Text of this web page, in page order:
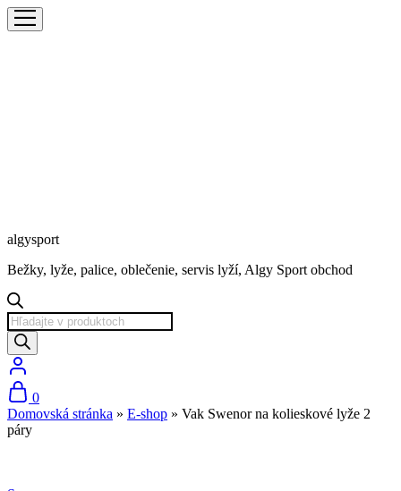
algysport
Bežky, lyže, palice, oblečenie, servis lyží, Algy Sport obchod
Products
search
0
Domovská stránka » E-shop » Vak Swenor na kolieskové lyže 2
páry